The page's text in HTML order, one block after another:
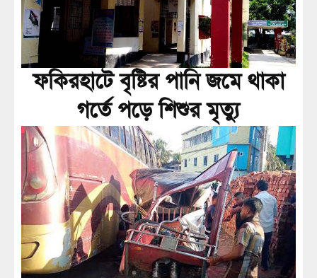
ফকিরহাটে বৃষ্টির পানি জমে থাকা
গর্তে পড়ে শিশুর মৃত্যু